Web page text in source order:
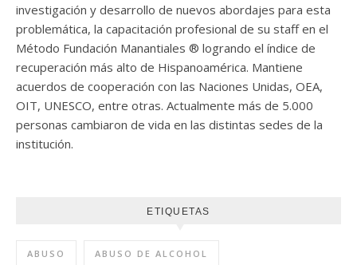
investigación y desarrollo de nuevos abordajes para esta
problemática, la capacitación profesional de su staff en el
Método Fundación Manantiales ® logrando el índice de
recuperación más alto de Hispanoamérica. Mantiene
acuerdos de cooperación con las Naciones Unidas, OEA,
OIT, UNESCO, entre otras. Actualmente más de 5.000
personas cambiaron de vida en las distintas sedes de la
institución.
ETIQUETAS
ABUSO ABUSO DE ALCOHOL